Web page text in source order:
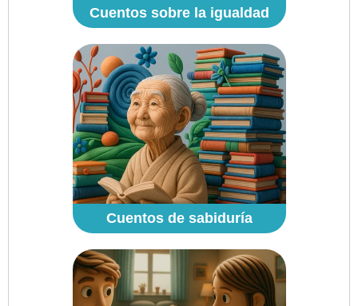
Cuentos sobre la igualdad
Cuentos de sabiduría